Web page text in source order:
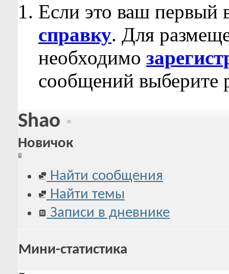
Если это ваш первый
справку. Для
необходимо
сообщений выберите
Shao
Новичок
Найти сообщения
Найти темы
Записи в дневнике
Мини-статистика